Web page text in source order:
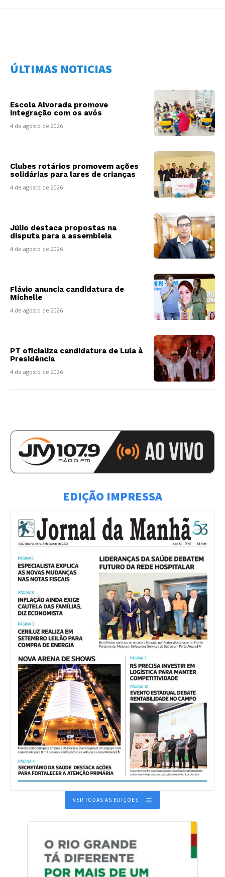
ÚLTIMAS NOTICIAS
Escola Alvorada promove
integração com os avós
4 de agosto de 2026
Clubes rotários promovem ações
solidárias para lares de crianças
4 de agosto de 2026
Júlio destaca propostas na
disputa para a assembleia
4 de agosto de 2026
Flávio anuncia candidatura de
Michelle
4 de agosto de 2026
PT oficializa candidatura de Lula à
Presidência
4 de agosto de 2026
EDIÇÃO IMPRESSA
VER TODAS AS EDIÇÕES